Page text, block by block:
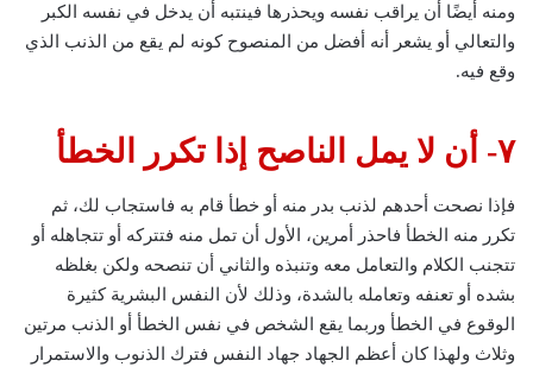
ومنه أيضًا أن يراقب نفسه ويحذرها فينتبه أن يدخل في نفسه الكبر
والتعالي أو يشعر أنه أفضل من المنصوح كونه لم يقع من الذنب الذي
وقع فيه.
٧- أن لا يمل الناصح إذا تكرر الخطأ
فإذا نصحت أحدهم لذنب بدر منه أو خطأ قام به فاستجاب لك، ثم
تكرر منه الخطأ فاحذر أمرين، الأول أن تمل منه فتتركه أو تتجاهله أو
تتجنب الكلام والتعامل معه وتنبذه والثاني أن تنصحه ولكن بغلظه
بشده أو تعنفه وتعامله بالشدة، وذلك لأن النفس البشرية كثيرة
الوقوع في الخطأ وربما يقع الشخص في نفس الخطأ أو الذنب مرتين
وثلاث ولهذا كان أعظم الجهاد جهاد النفس فترك الذنوب والاستمرار